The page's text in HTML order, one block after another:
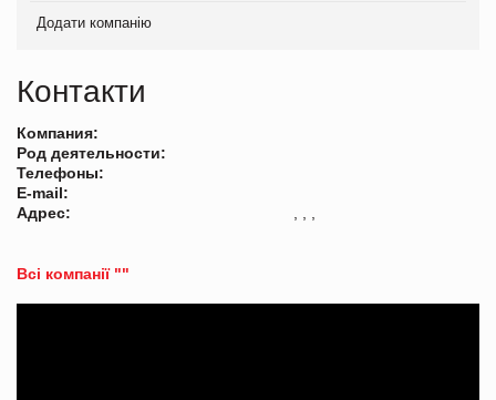
Додати компанію
Контакти
Компания:
Род деятельности:
Телефоны:
E-mail:
Адрес:
Всі компанії ""